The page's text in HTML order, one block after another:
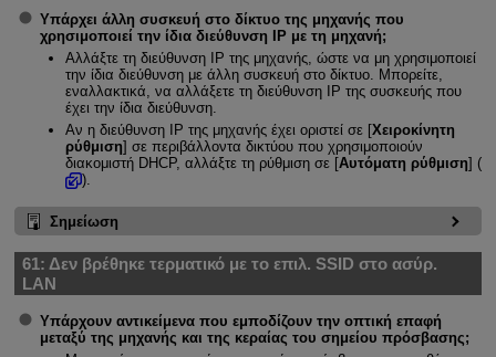
Υπάρχει άλλη συσκευή στο δίκτυο της μηχανής που
χρησιμοποιεί την ίδια διεύθυνση IP με τη μηχανή;
Αλλάξτε τη διεύθυνση IP της μηχανής, ώστε να μη χρησιμοποιεί
την ίδια διεύθυνση με άλλη συσκευή στο δίκτυο. Μπορείτε,
εναλλακτικά, να αλλάξετε τη διεύθυνση IP της συσκευής που
έχει την ίδια διεύθυνση.
Αν η διεύθυνση IP της μηχανής έχει οριστεί σε [Χειροκίνητη
ρύθμιση] σε περιβάλλοντα δικτύου που χρησιμοποιούν
διακομιστή DHCP, αλλάξτε τη ρύθμιση σε [Αυτόματη ρύθμιση] (
).
Σημείωση
61:Δεν βρέθηκε τερματικό με το επιλ. SSID στο ασύρ.
LAN
Υπάρχουν αντικείμενα που εμποδίζουν την οπτική επαφή
μεταξύ της μηχανής και της κεραίας του σημείου πρόσβασης;